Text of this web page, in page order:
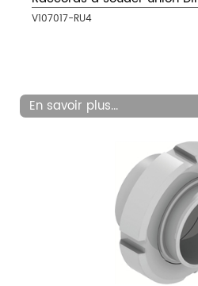
V107017-RU4
En savoir plus...